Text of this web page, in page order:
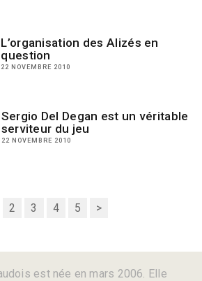
L’organisation des Alizés en
question
22 NOVEMBRE 2010
Sergio Del Degan est un véritable
serviteur du jeu
22 NOVEMBRE 2010
2 3 4 5 >
est née en mars 2006. Elle